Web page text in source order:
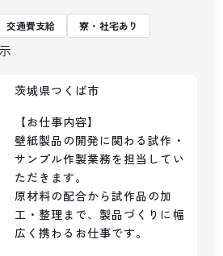
交通費支給
寮・社宅あり
茨城県つくば市
【お仕事内容】
壁紙製品の開発に関わる試作・
サンプル作製業務を担当してい
ただきます。
原材料の配合から試作品の加
工・整理まで、製品づくりに幅
広く携わるお仕事です。